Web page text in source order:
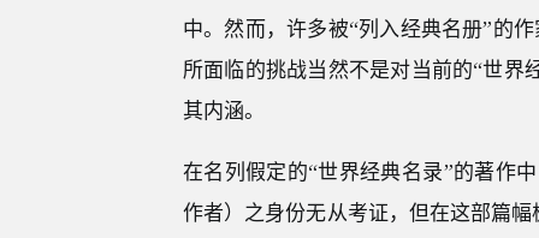
中。然而，许多被“列入经典名册”的
所面临的挑战当然不是对当前的“世界
其内涵。
在名列假定的“世界经典名录”的著作
作者）之身份无从考证，但在这部篇